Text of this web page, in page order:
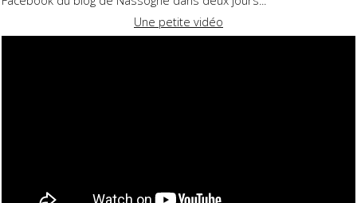
Une petite vidéo